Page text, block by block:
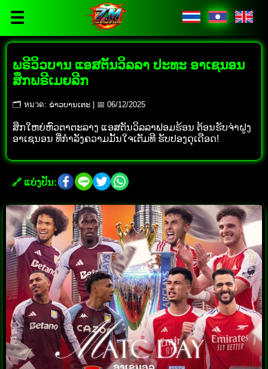
☰
ພຣີວິວບານ ແອສຕັນວິລລາ ປະທະ ອາເຊນອນ
ສຶກພຣີເມຍລີກ
🗂 หมวด: ຂ່າວບານເຕະ | 📅 06/12/2025
ສຶກໃຫຍ່ຫົວຕາຕະລາງ ແອສຕັນວິລລາຟອມຮ້ອນ ຕ້ອນຮັບຈ່າຝູງ
ອາເຊນອນ ທີ່ກຳລັງຄວາມມັ້ນໃຈເຕັມທີ ຮັບປອງດຸເດືອດ!
🔗 ແບ່ງປັນ: